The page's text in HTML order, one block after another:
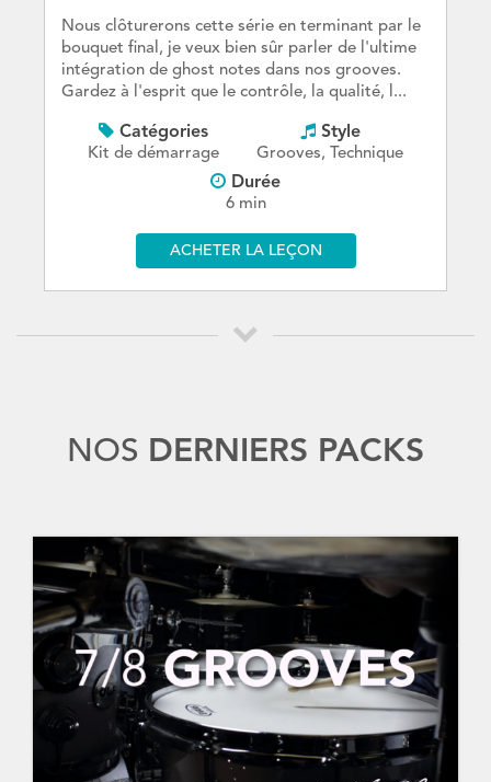
Nous clôturerons cette série en terminant par le
bouquet final, je veux bien sûr parler de l'ultime
intégration de ghost notes dans nos grooves.
Gardez à l'esprit que le contrôle, la qualité, l...
Catégories
Kit de démarrage
Style
Grooves, Technique
Durée
6 min
ACHETER LA LEÇON
NOS DERNIERS PACKS